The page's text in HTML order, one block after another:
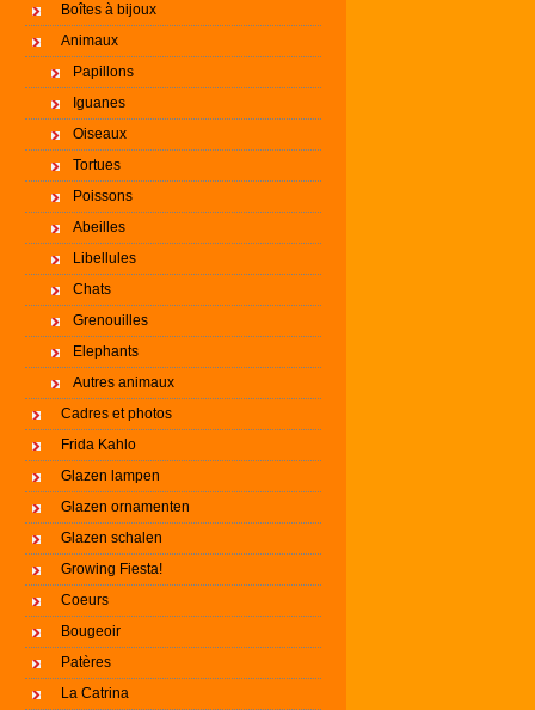
Boîtes à bijoux
Animaux
Papillons
Iguanes
Oiseaux
Tortues
Poissons
Abeilles
Libellules
Chats
Grenouilles
Elephants
Autres animaux
Cadres et photos
Frida Kahlo
Glazen lampen
Glazen ornamenten
Glazen schalen
Growing Fiesta!
Coeurs
Bougeoir
Patères
La Catrina